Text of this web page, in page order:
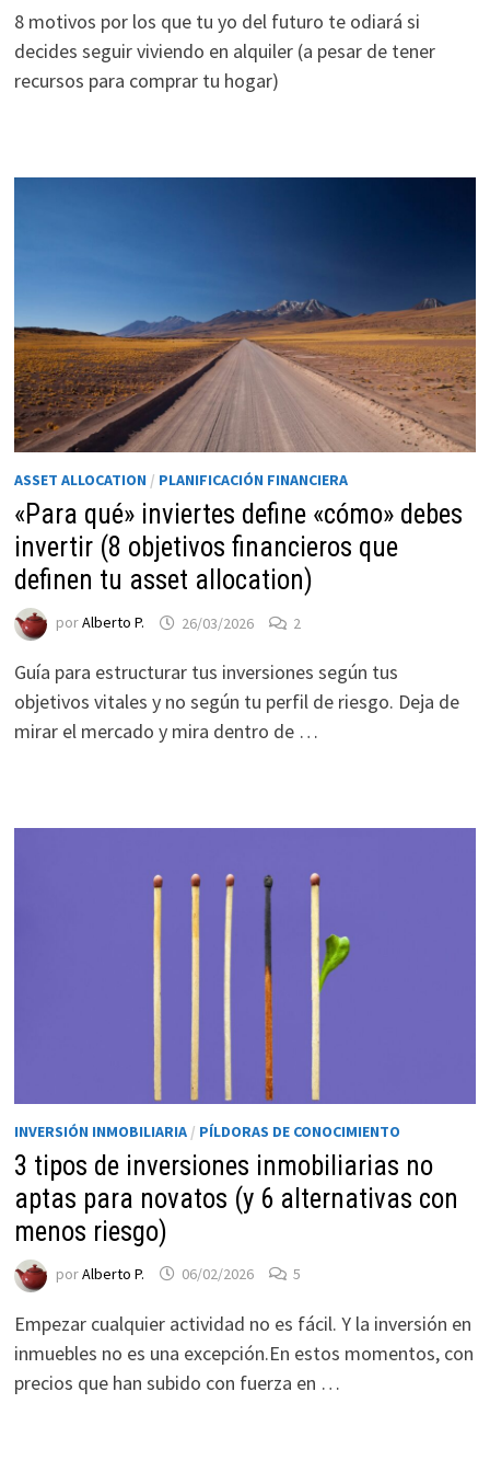
8 motivos por los que tu yo del futuro te odiará si
decides seguir viviendo en alquiler (a pesar de tener
recursos para comprar tu hogar)
ASSET ALLOCATION / PLANIFICACIÓN FINANCIERA
«Para qué» inviertes define «cómo» debes
invertir (8 objetivos financieros que
definen tu asset allocation)
porAlberto P. 26/03/2026 2
Guía para estructurar tus inversiones según tus
objetivos vitales y no según tu perfil de riesgo. Deja de
mirar el mercado y mira dentro de …
INVERSIÓN INMOBILIARIA/ PÍLDORAS DE CONOCIMIENTO
3 tipos de inversiones inmobiliarias no
aptas para novatos (y 6 alternativas con
menos riesgo)
porAlberto P. 06/02/2026 5
Empezar cualquier actividad no es fácil. Y la inversión en
inmuebles no es una excepción.En estos momentos, con
precios que han subido con fuerza en …
ofertas
personalizados.